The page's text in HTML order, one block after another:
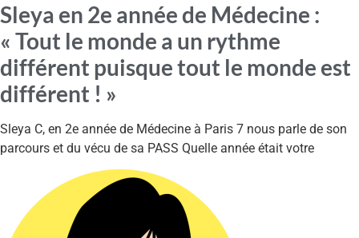
Sleya en 2e année de Médecine :
« Tout le monde a un rythme
différent puisque tout le monde est
différent ! »
Sleya C, en 2e année de Médecine à Paris 7 nous parle de son
parcours et du vécu de sa PASS Quelle année était votre